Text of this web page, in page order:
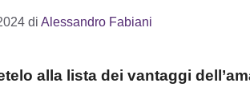
di Alessandro Fabiani
alla lista dei vantaggi